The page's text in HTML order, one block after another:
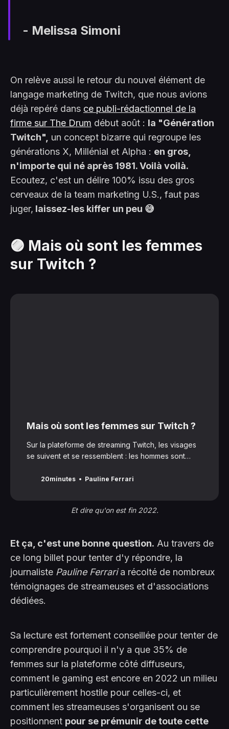
- Melissa Simoni
On relève aussi le retour du nouvel élément de
langage marketing de Twitch, que nous avions
déjà repéré dans ce publi-rédactionnel de la
firme sur The Drum début août : la "Génération
Twitch", un concept bizarre qui regroupe les
générations X, Millénial et Alpha : en gros,
n'importe qui né après 1981. Voilà voilà.
Ecoutez, c'est un délire 100% issu des gros
cerveaux de la team marketing U.S., faut pas
juger, laissez-les kiffer un peu 😅
🟣 Mais où sont les femmes
sur Twitch ?
Mais où sont les femmes sur Twitch ?
Sur la plateforme de streaming Twitch, les visages
se suivent et se ressemblent : les hommes sont
streameuses se retrouvent à jouer des coudes
20minutes Pauline Ferrari
Et dire qu'on est fin 2022.
Et ça, c'est une bonne question. Au travers de
ce long billet pour tenter d'y répondre, la
journaliste Pauline Ferraria récolté de nombreux
témoignages de streameuses et d'associations
dédiées.
Sa lecture est fortement conseillée pour tenter de
comprendre pourquoi il n'y a que 35% de
femmes sur la plateforme côté diffuseurs,
comment le gaming est encore en 2022 un milieu
particulièrement hostile pour celles-ci, et
comment les streameuses s'organisent ou se
positionnent pour se prémunir de toute cette